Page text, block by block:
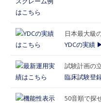
日本最大級
YDCの実績
試験計画の
臨床試験登
50音順で探